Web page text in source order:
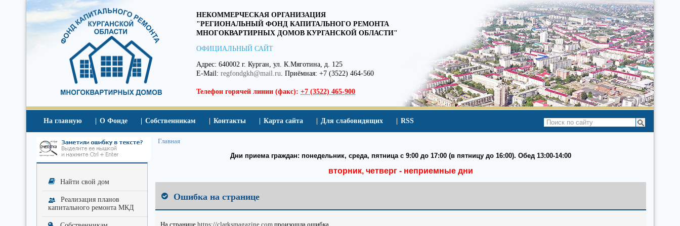
НЕКОММЕРЧЕСКАЯ ОРГАНИЗАЦИЯ
"РЕГИОНАЛЬНЫЙ ФОНД КАПИТАЛЬНОГО РЕМОНТА
МНОГОКВАРТИРНЫХ ДОМОВ КУРГАНСКОЙ ОБЛАСТИ"
ОФИЦИАЛЬНЫЙ САЙТ
Адрес: 640002 г. Курган, ул. К.Мяготина, д. 125
E-Mail: regfondgkh@mail.ru. Приёмная: +7 (3522) 464-560
Телефон горячей линии (факс): +7 (3522) 465-900
На главную О Фонде Собственникам Контакты Карта сайта Для слабовидящих RSS
Найти свой дом
Реализация планов
капитального ремонта МКД
Главная
Дни приема граждан: понедельник, среда, пятница с 9:00 до 17:00 (в пятницу до 16:00). Обед 13:00-14:00
вторник, четверг - неприемные дни
Ошибка на странице
На странице https://clarksmagazine.com произошла ошибка.